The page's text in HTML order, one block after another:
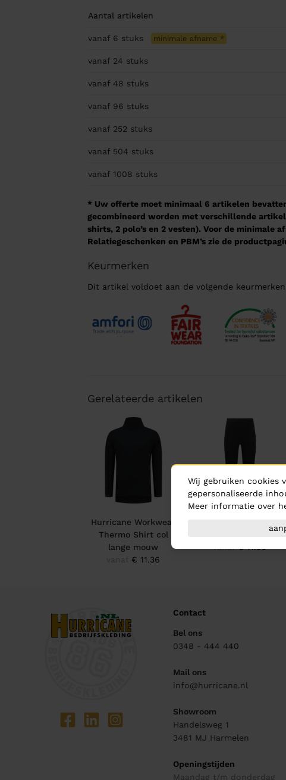
Aantal artikelen
vanaf 6 stuks minimale afname *
vanaf 24 stuks
vanaf 48 stuks
vanaf 96 stuks
vanaf 252 stuks
vanaf 504 stuks
vanaf 1008 stuks
* Uw offerte moet minimaal 6 artikelen
gecombineerd worden met verschillende
shirts, 2 polo’s en 2 vesten). Voor de minimale
Relatiegeschenken en PBM’s zie de
Keurmerken
Dit artikel voldoet aan de volgende
Gerelateerde artikelen
Hurricane Workwear
Thermo Shirt col
lange mouw
€ 11.36
vanaf€ 11.36
Contact
Bel ons
0348 - 444 440
Mail ons
info@hurricane.nl
Showroom
Handelsweg 1
3481 MJ Harmelen
Openingstijden
Maandag t/m donderdag
Wij gebruiken cookies
gepersonaliseerde
Meer informatie over